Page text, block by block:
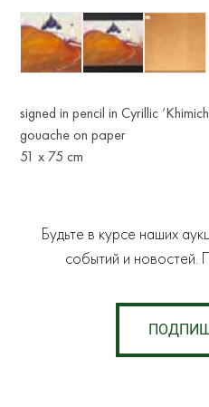
signed in pencil in Cyrillic
gouache on paper
51 x 75 cm
Будьте в курсе наших
событий и новостей.